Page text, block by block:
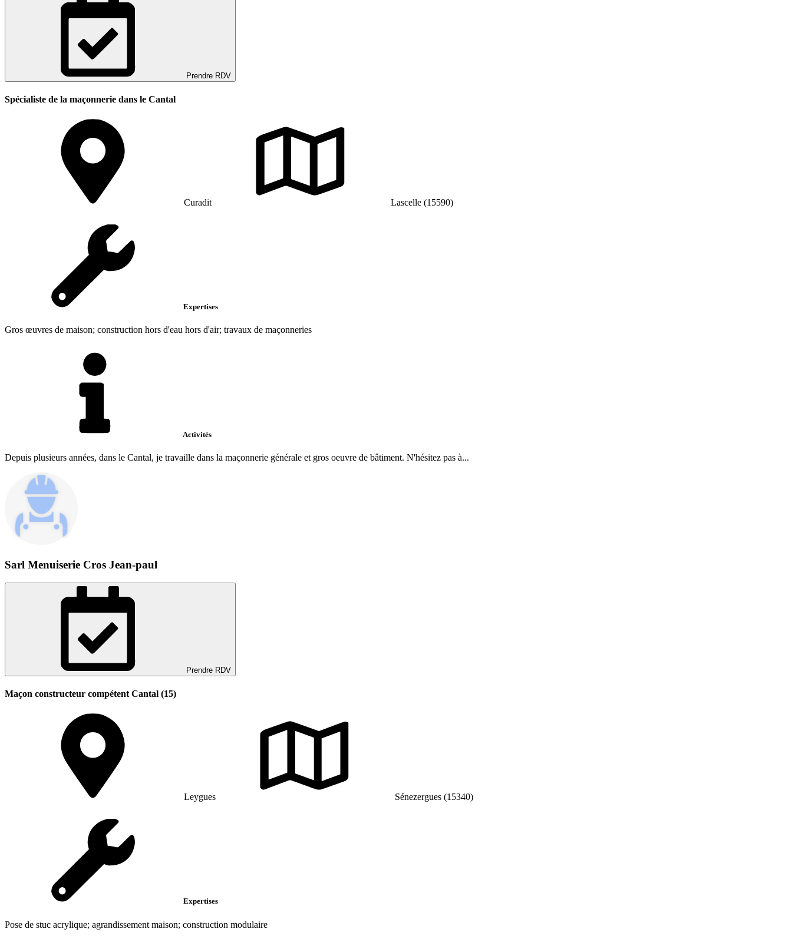
Prendre RDV
Spécialiste de la maçonnerie dans le Cantal
Curadit Lascelle (15590)
Expertises
Gros œuvres de maison; construction hors d'eau hors d'air; travaux de maçonneries
Activités
Depuis plusieurs années, dans le Cantal, je travaille dans la maçonnerie générale et gros oeuvre de bâtiment. N'hésitez pas à...
Sarl Menuiserie Cros Jean-paul
Prendre RDV
Maçon constructeur compétent Cantal (15)
Leygues Sénezergues (15340)
Expertises
Pose de stuc acrylique; agrandissement maison; construction modulaire